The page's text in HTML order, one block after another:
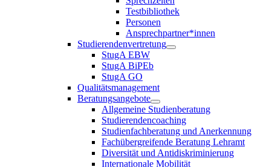
Testbibliothek
Personen
Ansprechpartner*innen
Studierendenvertretung
StugA EBW
StugA BiPEb
StugA GO
Qualitätsmanagement
Beratungsangebote
Allgemeine Studienberatung
Studierendencoaching
Studienfachberatung und Anerkennung
Fachübergreifende Beratung Lehramt
Diversität und Antidiskriminierung
Internationale Mobilität